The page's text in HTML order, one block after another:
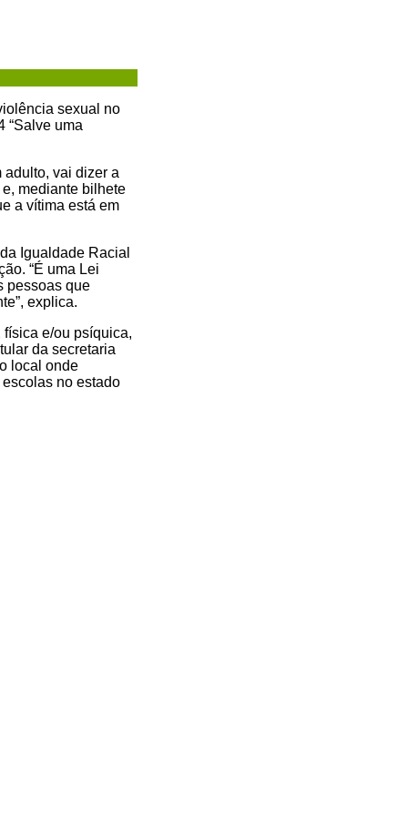
sexual no
“Salve uma
adulto, vai dizer a
mediante bilhete
a vítima está em
Igualdade Racial
“É uma Lei
pessoas que
explica.
e/ou psíquica,
da secretaria
local onde
no estado